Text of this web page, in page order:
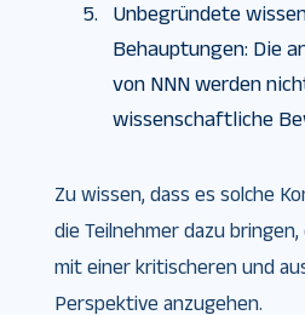
Unbegründete
Behauptungen: Die
von NNN werden
wissenschaftliche
Zu wissen, dass es solche
die Teilnehmer dazu
mit einer kritischeren und
Perspektive anzugehen.